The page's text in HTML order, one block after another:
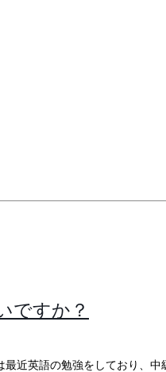
ですか？
近英語の勉強をしており、中